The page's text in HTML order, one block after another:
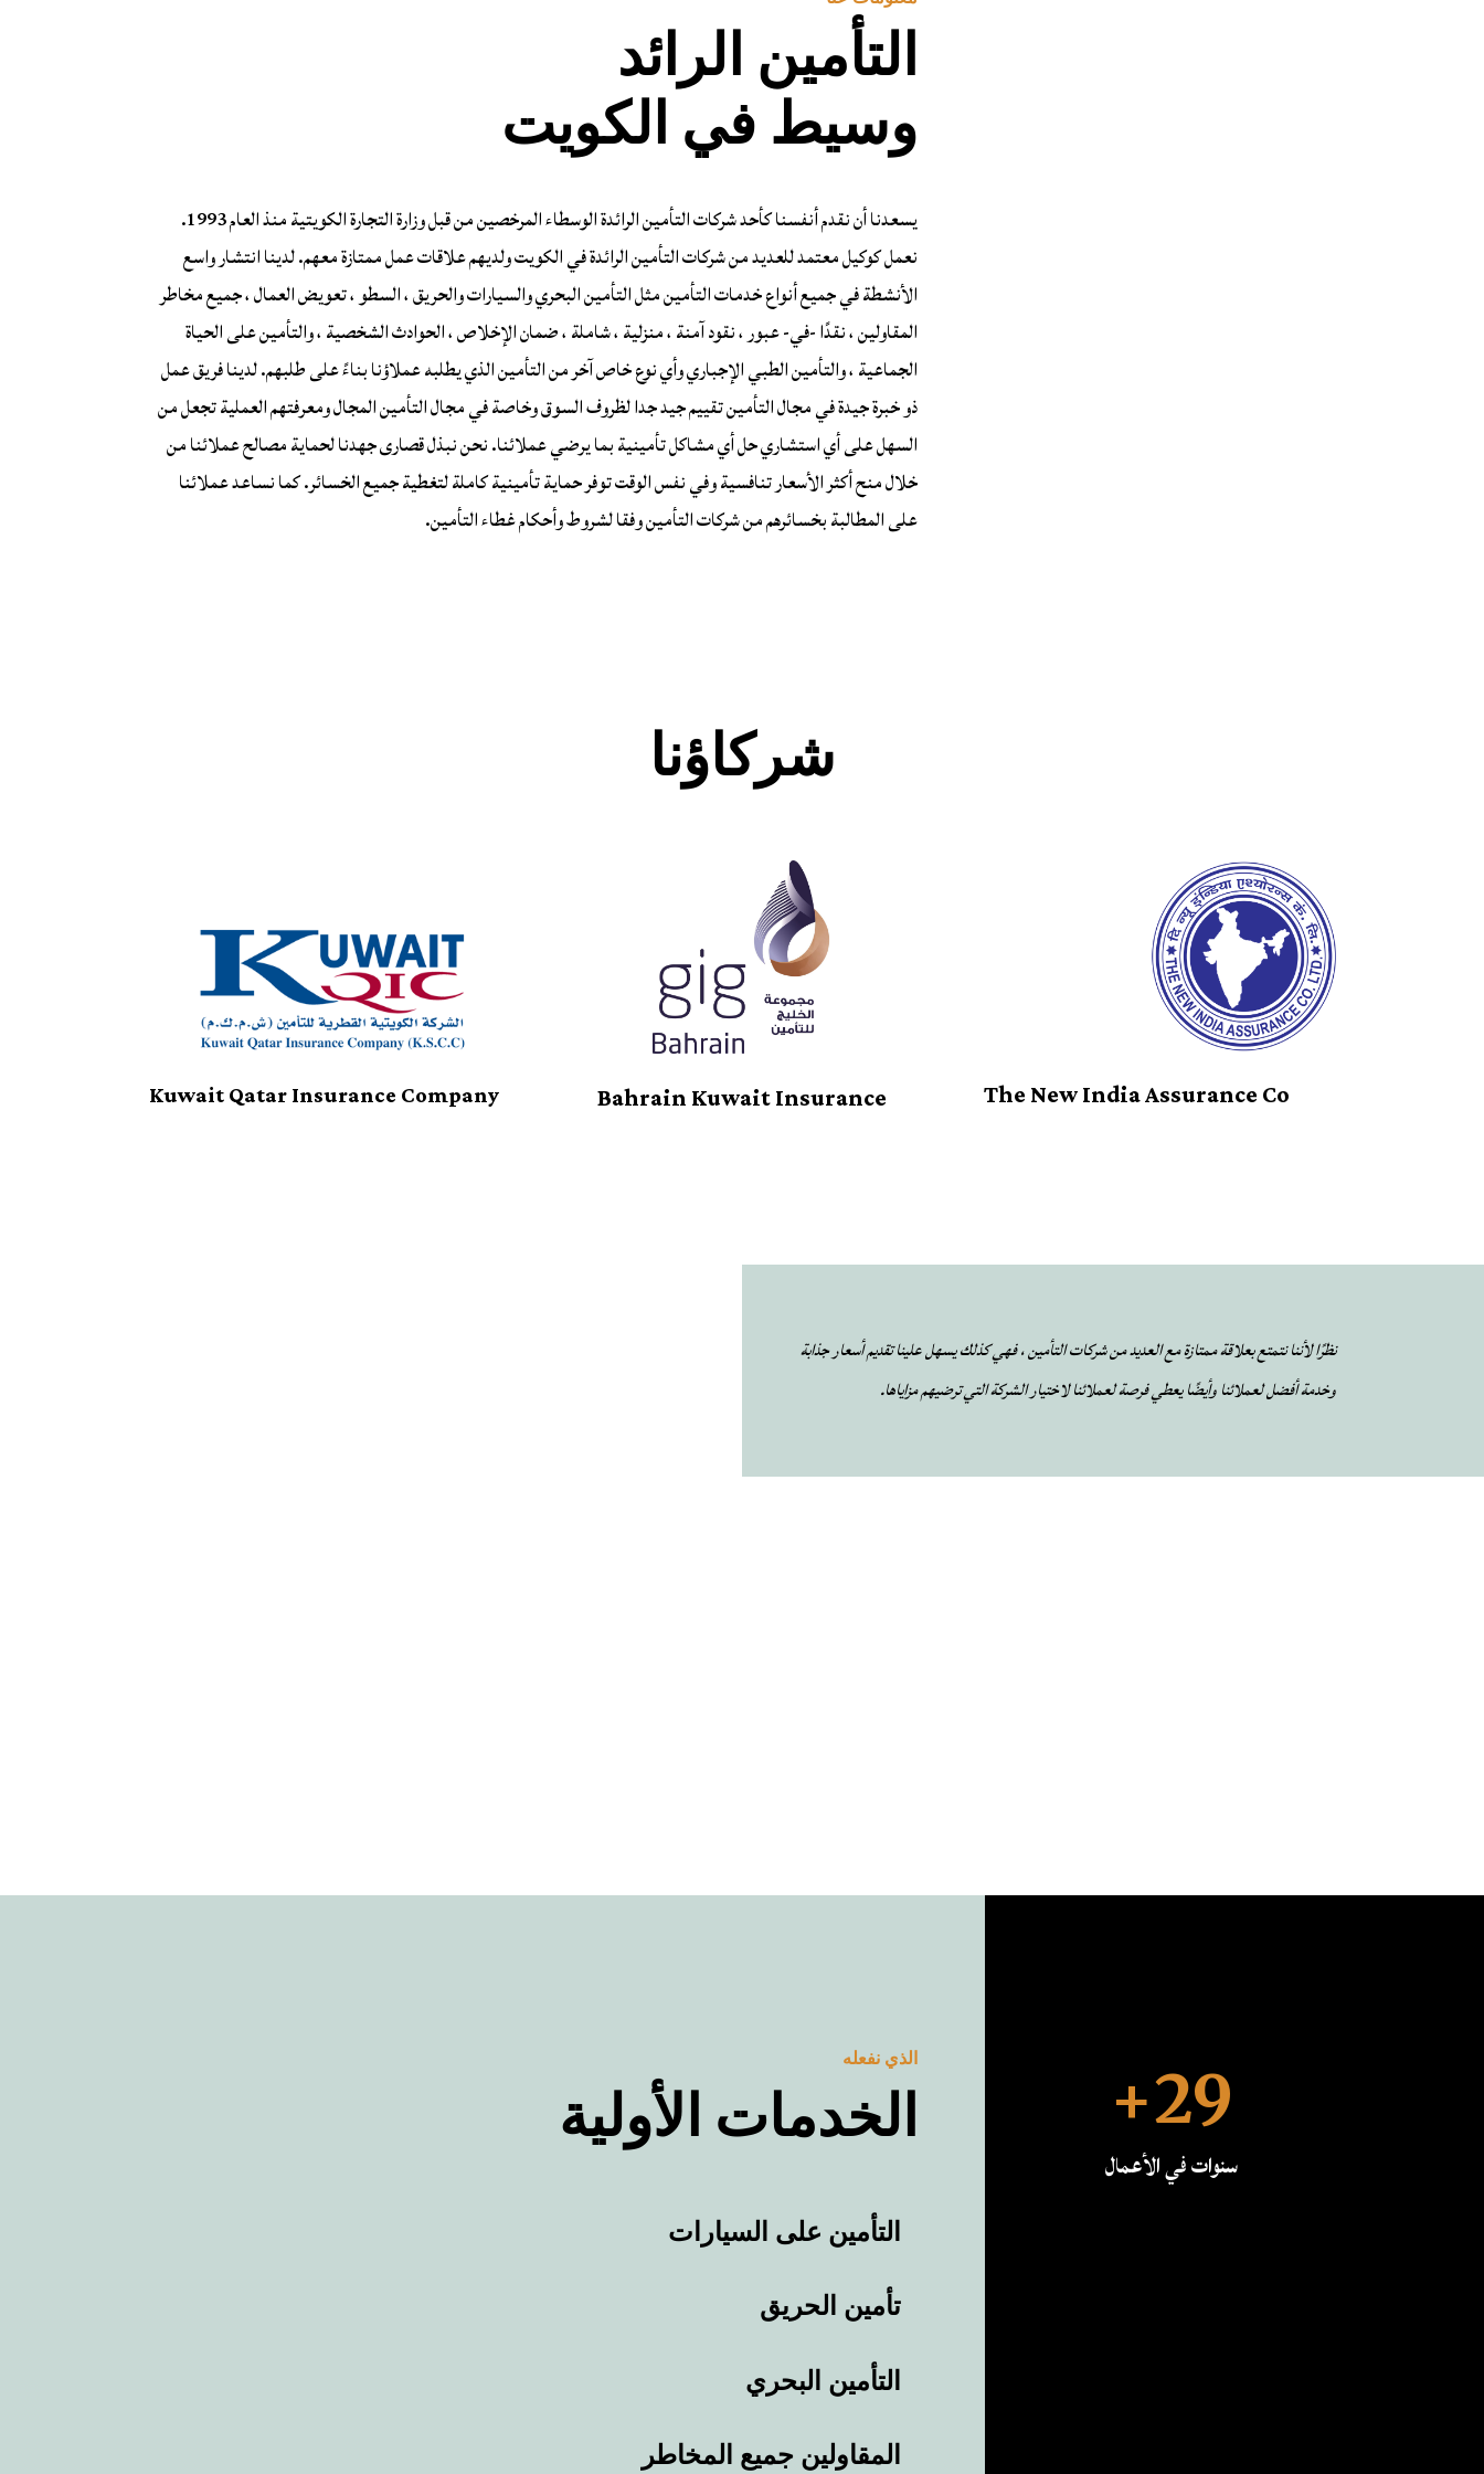
التأمين الرائد
وسيط في الكويت
يسعدنا أن نقدم أنفسنا كأحد شركات التأمين الرائدة الوسطاء المرخصين من قبل وزارة التجارة الكويتية منذ العام 1993.
نعمل كوكيل معتمد للعديد من شركات التأمين الرائدة في الكويت ولديهم علاقات عمل ممتازة معهم. لدينا انتشار واسع
الأنشطة في جميع أنواع خدمات التأمين مثل التأمين البحري والسيارات والحريق ، السطو ، تعويض العمال ، جميع مخاطر
المقاولين ، نقدًا -في- عبور ، نقود آمنة ، منزلية ، شاملة ، ضمان الإخلاص ، الحوادث الشخصية ، والتأمين على الحياة
الجماعية ، والتأمين الطبي الإجباري وأي نوع خاص آخر من التأمين الذي يطلبه عملاؤنا بناءً على طلبهم. لدينا فريق عمل
ذو خبرة جيدة في مجال التأمين تقييم جيد جدا لظروف السوق وخاصة في مجال التأمين المجال ومعرفتهم العملية تجعل من
السهل على أي استشاري حل أي مشاكل تأمينية بما يرضي عملائنا. نحن نبذل قصارى جهدنا لحماية مصالح عملائنا من
خلال منح أكثر الأسعار تنافسية وفي نفس الوقت توفر حماية تأمينية كاملة لتغطية جميع الخسائر. كما نساعد عملائنا
على المطالبة بخسائرهم من شركات التأمين وفقا لشروط وأحكام غطاء التأمين.
شركاؤنا
Kuwait Qatar Insurance Company Bahrain Kuwait Insurance The New India Assurance Co
نظرًا لأننا نتمتع بعلاقة ممتازة مع العديد من شركات التأمين ، فهي كذلك يسهل علينا تقديم أسعار جذابة
وخدمة أفضل لعملائنا وأيضًا يعطي فرصة لعملائنا لاختيار الشركة التي ترضيهم مزاياها.
الذي نفعله
الخدمات الأولية
التأمين على السيارات
تأمين الحريق
التأمين البحري
المقاولين جميع المخاطر
29+
سنوات في الأعمال